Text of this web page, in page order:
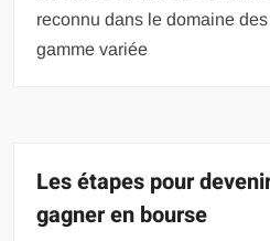
reconnu dans le domaine
gamme variée
Les étapes pour
gagner en bourse